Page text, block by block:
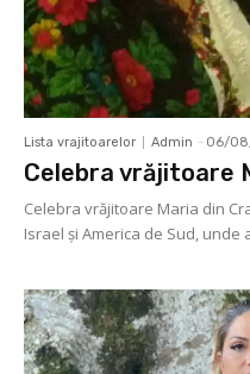
Lista vrajitoarelor Admin - 06/
Celebra vrăjitoare
Celebra vrăjitoare Maria din
Israel şi America de Sud, unde